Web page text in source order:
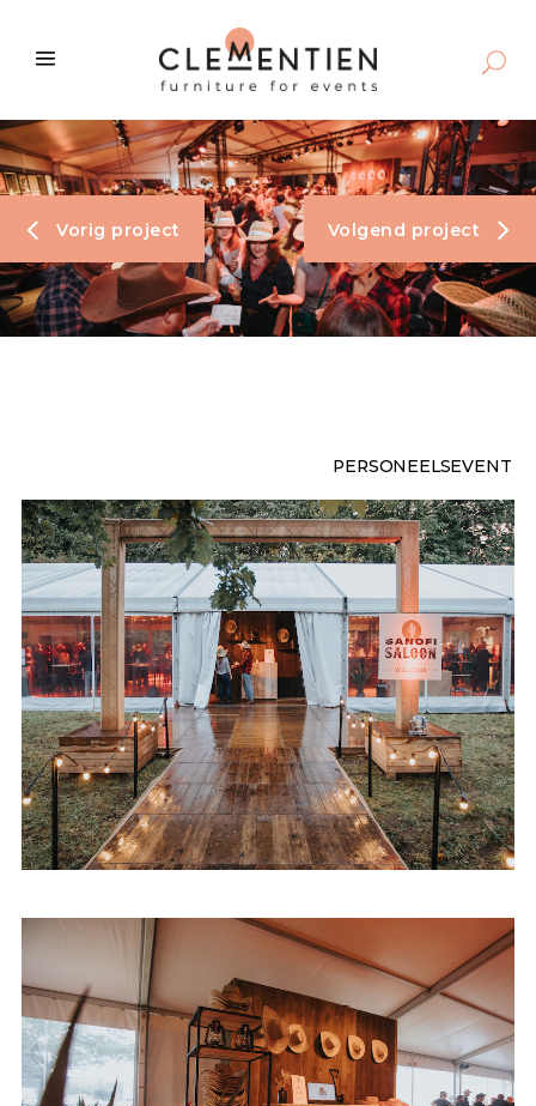
Vorig project Volgend project
PERSONEELSEVENT